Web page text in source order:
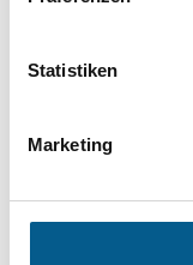
Statistiken
Marketing
Themen:
Themen: